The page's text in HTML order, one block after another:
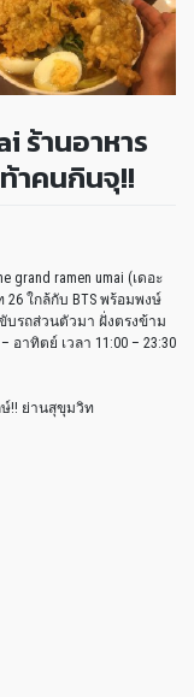
ร้านอาหาร
าคนกินจุ!!
ramen umai (เดอะ
ใกล้กับ BTS พร้อมพงษ์
บรถส่วนตัวมา ฝั่งตรงข้าม
าทิตย์ เวลา 11:00 – 23:30